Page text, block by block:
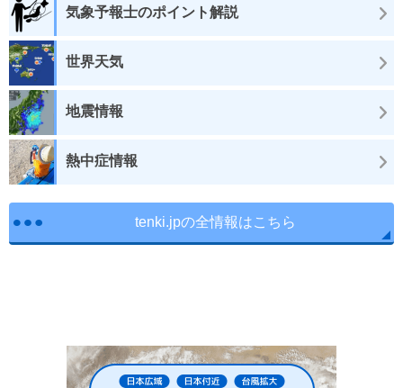
気象予報士のポイント解説
世界天気
地震情報
熱中症情報
tenki.jpの全情報はこちら